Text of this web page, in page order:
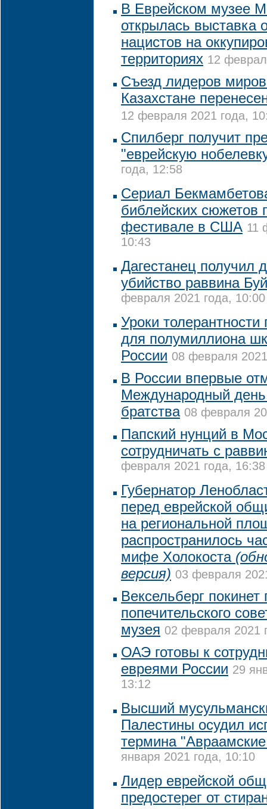
В Еврейском музее
открылась выставка
нацистов на
территориях 12
Съезд лидеров
Казахстане
12 февраля 2021 года,
Спилберг получит
"еврейскую
года, 12:58
Сериал
библейских сюжетов
фестивале в США 11
10:43
Дагестанец получил
убийство раввина
февраля 2021 года, 10:00
Уроки
для полумиллиона
России 08 февраля
В России впервые
Международный день
братства 08 февраля
Папский нунций в
сотрудничать с
февраля 2021 года, 16:38
Губернатор
перед еврейской
на региональной
распространилось
мифе Холокоста
версия) 03 февраля
Вексельберг покинет
попечительского
музея 02 февраля 2021
ОАЭ готовы к
евреями России 29
13:12
Высший
Палестины осудил
термина
января 2021 года, 10:10
Лидер еврейской
предостерег от